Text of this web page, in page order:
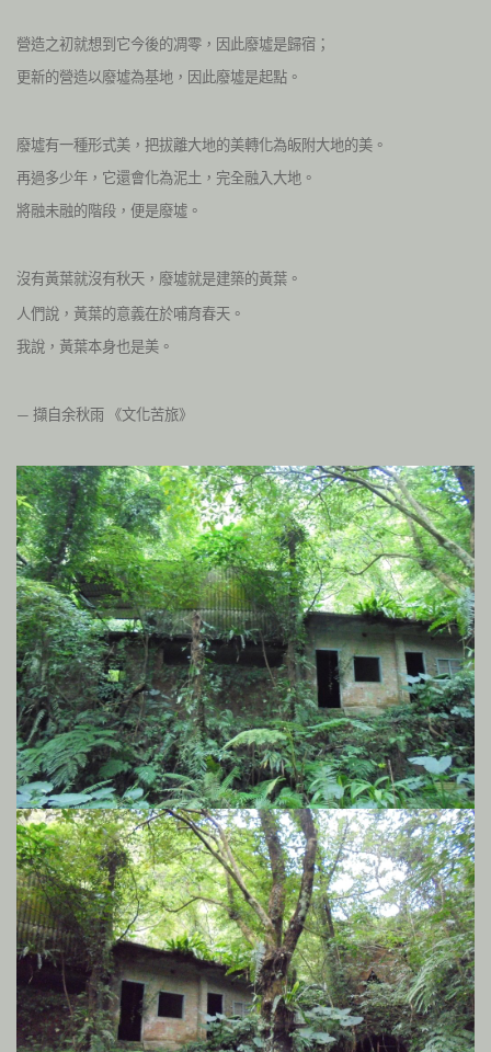
營造之初就想到它今後的凋零，因此廢墟是歸宿；
更新的營造以廢墟為基地，因此廢墟是起點。
廢墟有一種形式美，把拔離大地的美轉化為皈附大地的美。
再過多少年，它還會化為泥土，完全融入大地。
將融未融的階段，便是廢墟。
沒有黃葉就沒有秋天，廢墟就是建築的黃葉。
人們說，黃葉的意義在於哺育春天。
我說，黃葉本身也是美。
— 擷自余秋雨 《文化苦旅》